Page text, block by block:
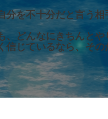
分を不十分だと言う
、どんなにきちんとや
信じているなら、その